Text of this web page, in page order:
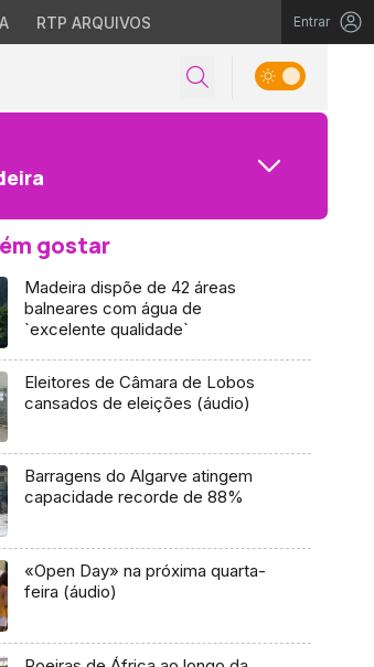
RTP ARQUIVOS Entrar
gostar
Madeira dispõe de 42 áreas
balneares com água de
`excelente qualidade`
Eleitores de Câmara de Lobos
cansados de eleições (áudio)
Barragens do Algarve atingem
capacidade recorde de 88%
«Open Day» na próxima quarta-
feira (áudio)